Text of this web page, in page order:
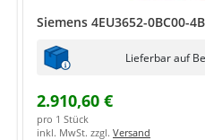
Siemens 4EU3652-0BC00-
Lieferbar auf
2.910,60 €
pro 1 Stück
inkl. MwSt. zzgl. Versand